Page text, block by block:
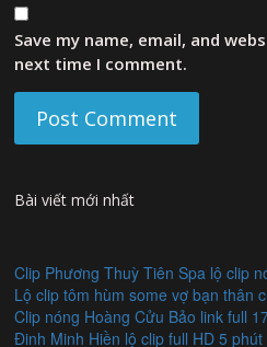
Save my name, email, and
next time I comment.
Bài viết mới nhất
Clip Phương Thuỳ Tiên Spa lộ clip
Lộ clip tôm hùm some vợ bạn thân
Clip nóng Hoàng Cửu Bảo link full
Đinh Minh Hiền lộ clip full HD 5